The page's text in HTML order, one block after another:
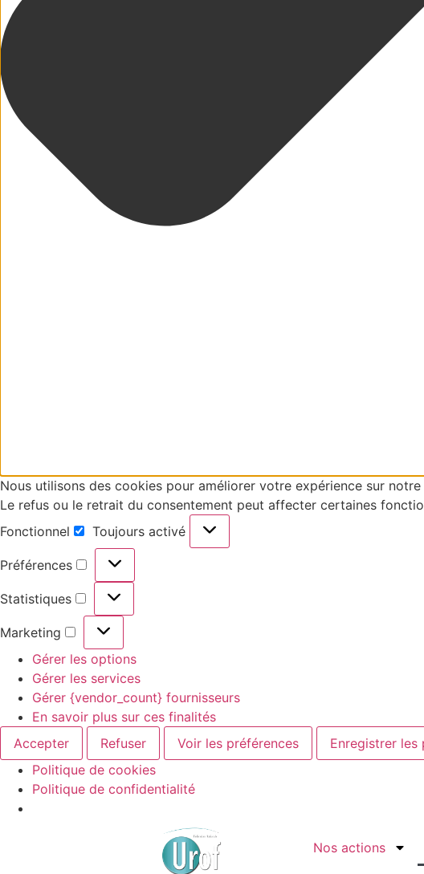
Nous utilisons des cookies pour améliorer votre expérience sur
Le refus ou le retrait du consentement peut affecter certaines
Fonctionnel
Toujours activé
Préférences
Statistiques
Marketing
Gérer les options
Gérer les services
Gérer {vendor_count} fournisseurs
En savoir plus sur ces finalités
Accepter
Refuser Voir les préférences Enregistrer les
Politique de cookies
Politique de confidentialité
Nos actions